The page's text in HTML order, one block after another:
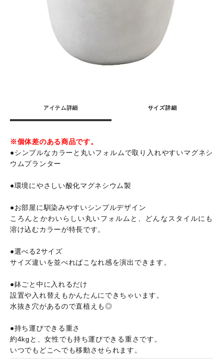
アイテム詳細 サイズ詳細
※個体差のある商品です。
●シンプルなカラーと丸いフォルムで取り入れやすいマグネシ
ウムプランター
●環境にやさしい酸化マグネシウム製
●お部屋に馴染みやすいシンプルデザイン
ころんとかわいらしい丸いフォルムと、どんなスタイルにも
溶け込むカラーが特長です。
●選べる2サイズ
サイズ違いを並べればこなれ感を演出できます。
●鉢ごと中に入れるだけ
設置や入れ替えもかんたんにできちゃいます。
水抜き穴があるので直植えも◎
●持ち運びできる重さ
約4kgと、女性でも持ち運びできる重さです。
いつでもどこへでも移動させられます。